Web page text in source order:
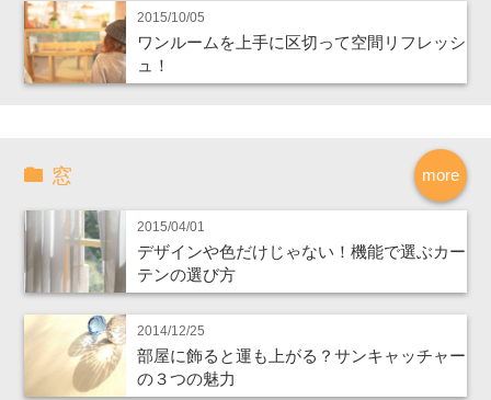
2015/10/05
ワンルームを上手に区切って空間リフレッシ
ュ！
more
窓
2015/04/01
デザインや色だけじゃない！機能で選ぶカー
テンの選び方
2014/12/25
部屋に飾ると運も上がる？サンキャッチャー
の３つの魅力